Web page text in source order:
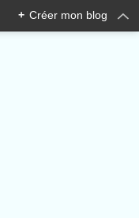
+ Créer mon blog